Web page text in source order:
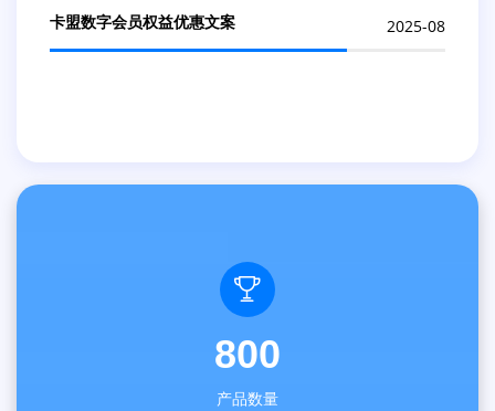
卡盟数字会员权益优惠文案 2025-08
800
产品数量